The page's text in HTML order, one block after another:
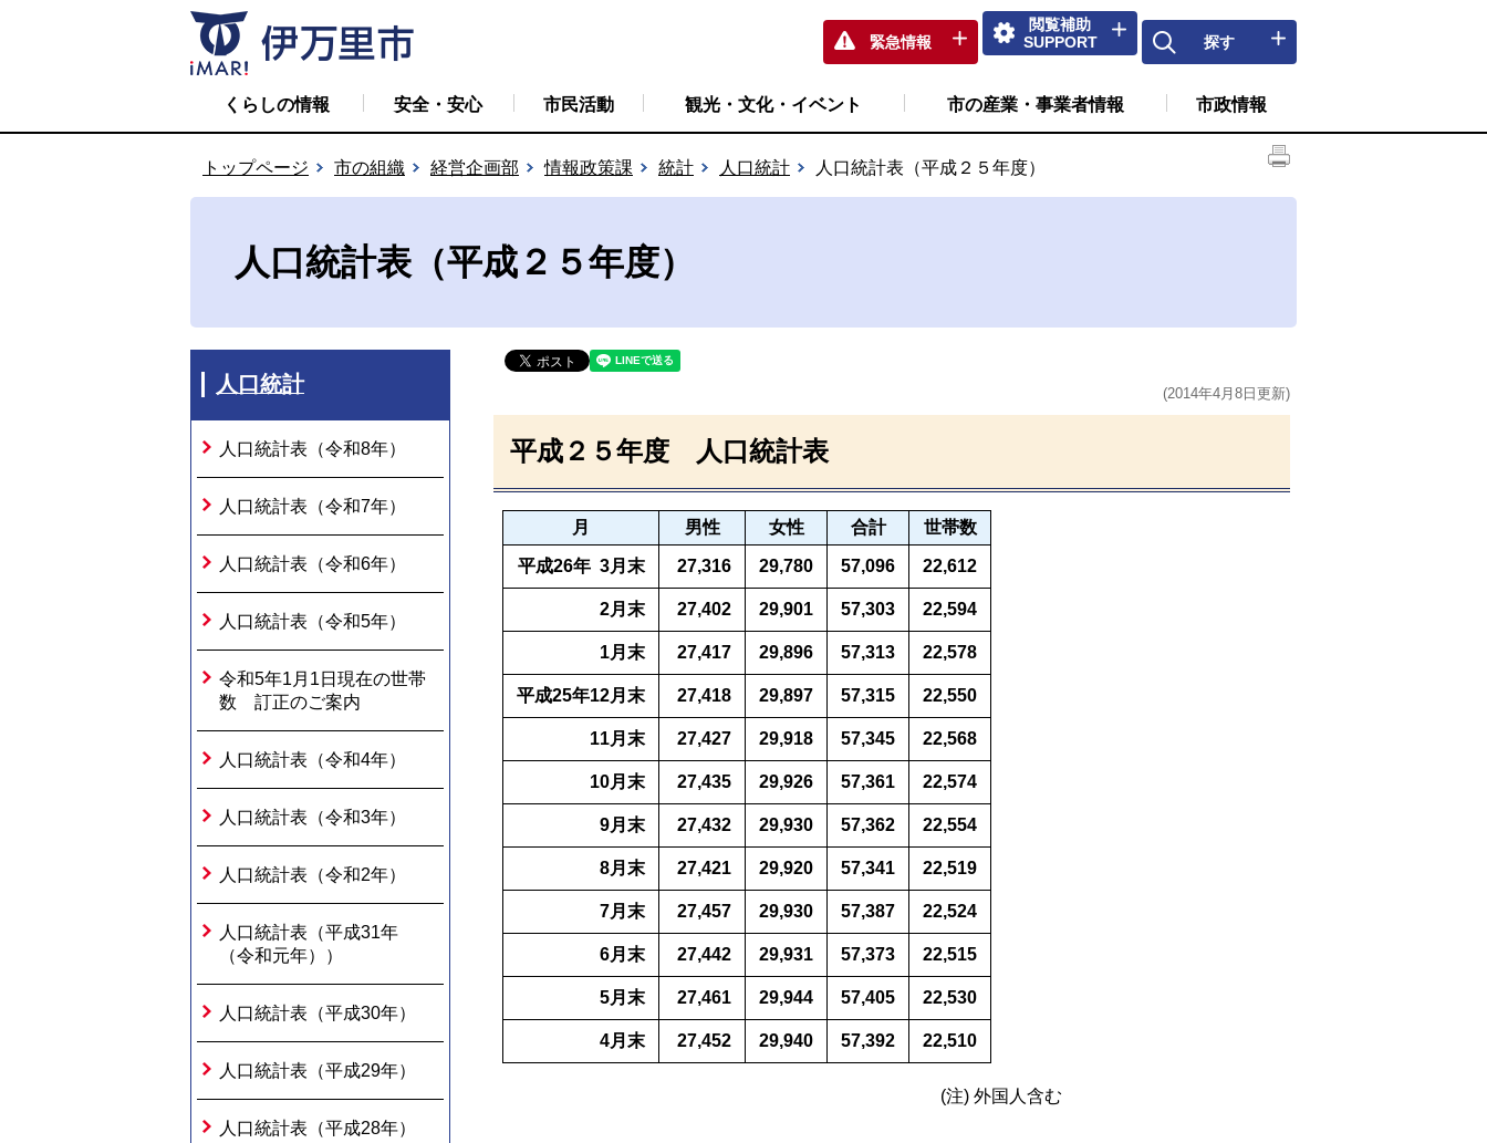
緊急情報
閲覧補助
SUPPORT
探す
くらしの情報 安全・安心 市民活動 観光・文化・イベント 市の産業・事業者情報 市政情報
トップページ 市の組織 経営企画部 情報政策課 統計 人口統計 人口統計表（平成２５年度）
人口統計表（平成２５年度）
人口統計
人口統計表（令和8年）
人口統計表（令和7年）
人口統計表（令和6年）
人口統計表（令和5年）
令和5年1月1日現在の世帯
数 訂正のご案内
人口統計表（令和4年）
人口統計表（令和3年）
人口統計表（令和2年）
人口統計表（平成31年
（令和元年））
人口統計表（平成30年）
人口統計表（平成29年）
人口統計表（平成28年）
(2014年4月8日更新)
平成２５年度 人口統計表
月 男性 女性 合計 世帯数
平成26年 3月末 27,316 29,780 57,096 22,612
2月末 27,402 29,901 57,303 22,594
1月末 27,417 29,896 57,313 22,578
平成25年12月末 27,418 29,897 57,315 22,550
11月末 27,427 29,918 57,345 22,568
10月末 27,435 29,926 57,361 22,574
9月末 27,432 29,930 57,362 22,554
8月末 27,421 29,920 57,341 22,519
7月末 27,457 29,930 57,387 22,524
6月末 27,442 29,931 57,373 22,515
5月末 27,461 29,944 57,405 22,530
4月末 27,452 29,940 57,392 22,510
(注) 外国人含む